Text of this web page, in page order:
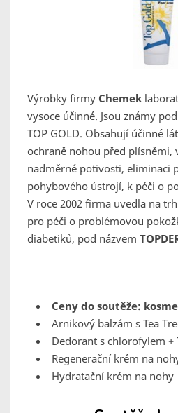
Výrobky firmy Chemek
vysoce účinné. Jsou známy
TOP GOLD. Obsahují účinné
ochraně nohou před plísněmi,
nadměrné potivosti, eliminaci
pohybového ústrojí, k péči o
V roce 2002 firma uvedla na
pro péči o problémovou
diabetiků, pod názvem
Ceny do soutěže:
Arnikový balzám s Tea
Dedorant s chlorofylem +
Regenerační krém na
Hydratační krém na nohy